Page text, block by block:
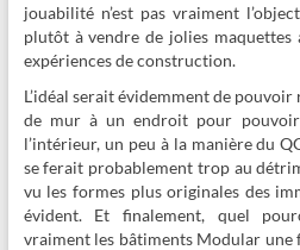
jouabilité n’est pas vraiment
plutôt à vendre de jolies maquettes
expériences de construction.
L’idéal serait évidemment de
de mur à un endroit pour
l’intérieur, un peu à la manière du
se ferait probablement trop au
vu les formes plus originales des
évident. Et finalement, quel
vraiment les bâtiments Modular une